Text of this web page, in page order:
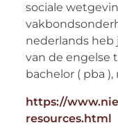
sociale
nederlands heb
van de engelse
bachelor ( pba ),
https://
resources.html